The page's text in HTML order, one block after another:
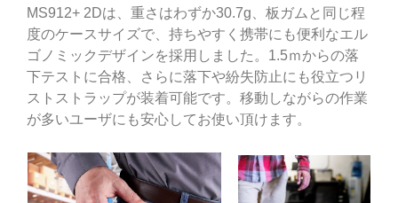
MS912+ 2Dは、重さはわずか30.7g、板ガムと同じ程
度のケースサイズで、持ちやすく携帯にも便利なエル
ゴノミックデザインを採用しました。1.5ｍからの落
下テストに合格、さらに落下や紛失防止にも役立つリ
ストストラップが装着可能です。移動しながらの作業
が多いユーザにも安心してお使い頂けます。